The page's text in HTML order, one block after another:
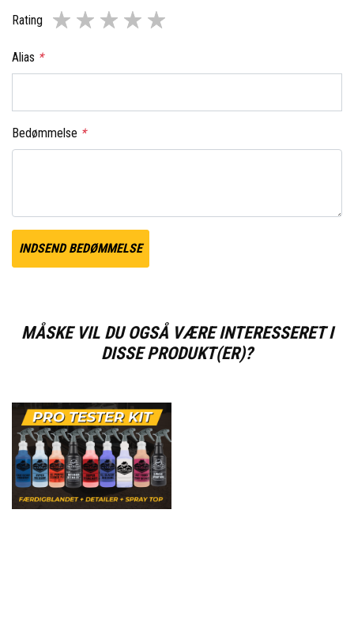
Rating
Alias *
Bedømmelse *
INDSEND BEDØMMELSE
MÅSKE VIL DU OGSÅ VÆRE INTERESSERET I
DISSE PRODUKT(ER)?